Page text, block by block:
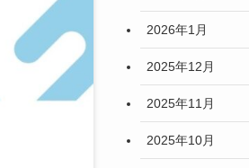
2026年1月
2025年12月
2025年11月
2025年10月